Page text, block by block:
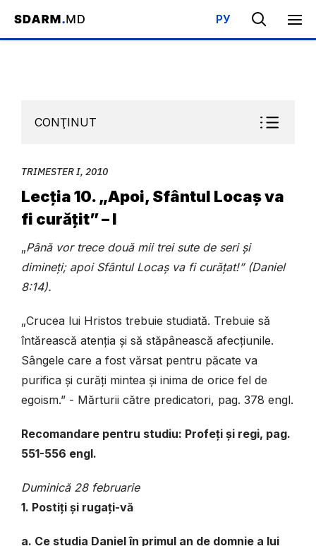
РУ
Acasa / Bibliotecă / Şcoala de Sabat / Trimester I, 2010 /
CONŢINUT
TRIMESTER I, 2010
Lecția 10. „Apoi, Sfântul Locaș va
fi curățit” – I
„Până vor trece două mii trei sute de seri și
dimineți; apoi Sfântul Locaș va fi curățat!” (Daniel
8:14).
„Crucea lui Hristos trebuie studiată. Trebuie să
întărească atenția și să stăpânească afecțiunile.
Sângele care a fost vărsat pentru păcate va
purifica și curăți mintea și inima de orice fel de
egoism.” - Mărturii către predicatori, pag. 378 engl.
Recomandare pentru studiu: Profeți și regi, pag.
551-556 engl.
Duminică 28 februarie
1. Postiți și rugați-vă
a. Ce studia Daniel în primul an de domnie a lui